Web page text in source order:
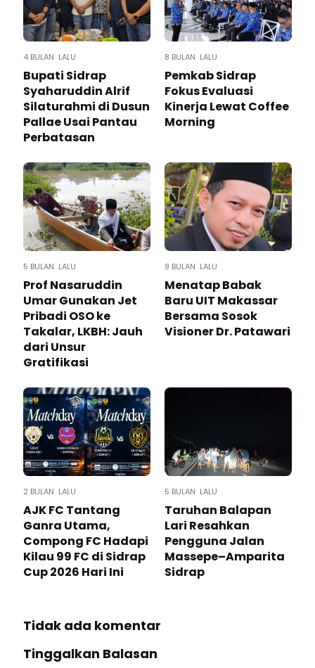
4 BULAN LALU
Bupati Sidrap
Syaharuddin Alrif
Silaturahmi di Dusun
Pallae Usai Pantau
Perbatasan
8 BULAN LALU
Pemkab Sidrap
Fokus Evaluasi
Kinerja Lewat Coffee
Morning
5 BULAN LALU
Prof Nasaruddin
Umar Gunakan Jet
Pribadi OSO ke
Takalar, LKBH: Jauh
dari Unsur
Gratifikasi
9 BULAN LALU
Menatap Babak
Baru UIT Makassar
Bersama Sosok
Visioner Dr. Patawari
2 BULAN LALU
AJK FC Tantang
Ganra Utama,
Compong FC Hadapi
Kilau 99 FC di Sidrap
Cup 2026 Hari Ini
5 BULAN LALU
Taruhan Balapan
Lari Resahkan
Pengguna Jalan
Massepe–Amparita
Sidrap
Tidak ada komentar
Tinggalkan Balasan